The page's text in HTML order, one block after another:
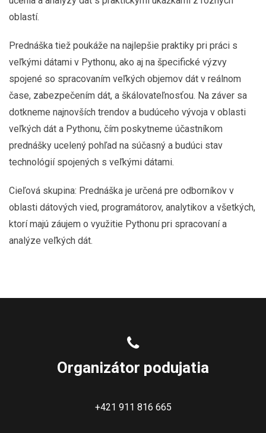
oblastí.
Prednáška tiež poukáže na najlepšie praktiky pri práci s
veľkými dátami v Pythonu, ako aj na špecifické výzvy
spojené so spracovaním veľkých objemov dát v reálnom
čase, zabezpečením dát, a škálovateľnosťou. Na záver sa
dotkneme najnovších trendov a budúceho vývoja v oblasti
veľkých dát a Pythonu, čím poskytneme účastníkom
prednášky ucelený pohľad na súčasný a budúci stav
technológií spojených s veľkými dátami.
Cieľová skupina: Prednáška je určená pre odborníkov v
oblasti dátových vied, programátorov, analytikov a všetkých,
ktorí majú záujem o využitie Pythonu pri spracovaní a
analýze veľkých dát.
Organizátor podujatia
+421 911 816 665